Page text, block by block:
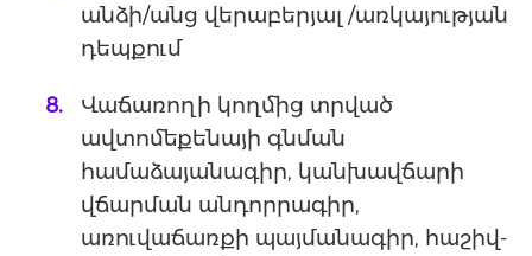
անձի/անց վերաբերյալ /առկայության
դեպքում
Վաճառողի կողմից տրված
ավտոմեքենայի գնման
համաձայանագիր, կանխավճարի
վճարման անդորրագիր,
առուվաճառքի պայմանագիր, հաշիվ-